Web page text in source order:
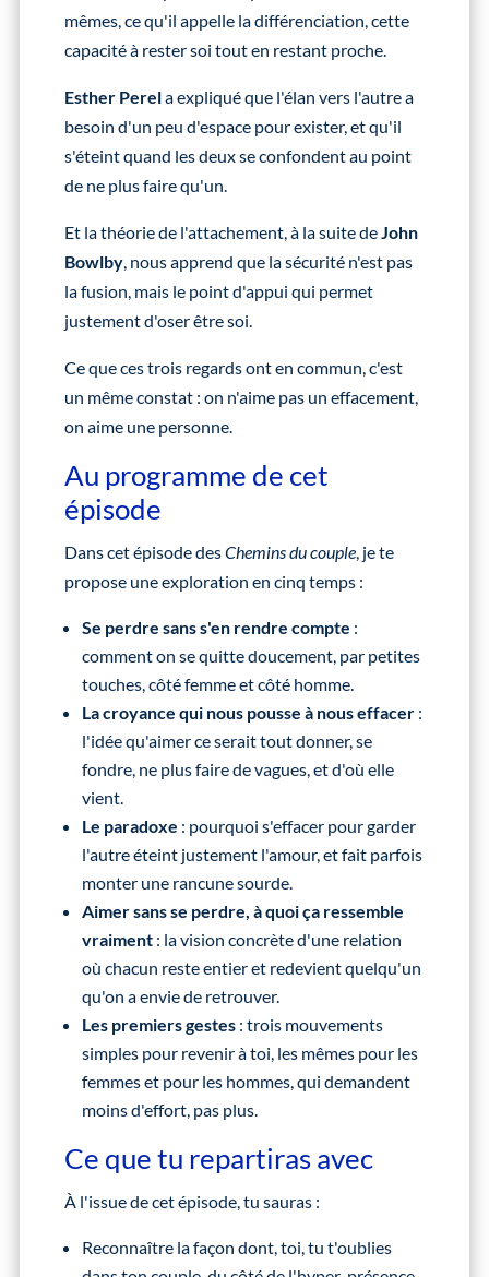
mêmes, ce qu'il appelle la différenciation, cette
capacité à rester soi tout en restant proche.
Esther Perela expliqué que l'élan vers l'autre a
besoin d'un peu d'espace pour exister, et qu'il
s'éteint quand les deux se confondent au point
de ne plus faire qu'un.
Et la théorie de l'attachement, à la suite deJohn
Bowlby, nous apprend que la sécurité n'est pas
la fusion, mais le point d'appui qui permet
justement d'oser être soi.
Ce que ces trois regards ont en commun, c'est
un même constat : on n'aime pas un effacement,
on aime une personne.
Au programme de cet
épisode
Dans cet épisode desChemins du couple, je te
propose une exploration en cinq temps :
Se perdre sans s'en rendre compte :
comment on se quitte doucement, par petites
touches, côté femme et côté homme.
La croyance qui nous pousse à nous effacer :
l'idée qu'aimer ce serait tout donner, se
fondre, ne plus faire de vagues, et d'où elle
vient.
Le paradoxe : pourquoi s'effacer pour garder
l'autre éteint justement l'amour, et fait parfois
monter une rancune sourde.
Aimer sans se perdre, à quoi ça ressemble
vraiment : la vision concrète d'une relation
où chacun reste entier et redevient quelqu'un
qu'on a envie de retrouver.
Les premiers gestes : trois mouvements
simples pour revenir à toi, les mêmes pour les
femmes et pour les hommes, qui demandent
moins d'effort, pas plus.
Ce que tu repartiras avec
À l'issue de cet épisode, tu sauras :
Reconnaître la façon dont, toi, tu t'oublies